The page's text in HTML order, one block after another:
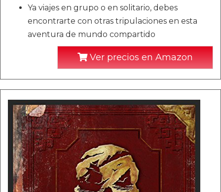
Ya viajes en grupo o en solitario, debes
encontrarte con otras tripulaciones en esta
aventura de mundo compartido
Ver precios en Amazon